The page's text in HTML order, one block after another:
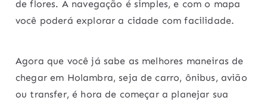
de flores. A navegação é simples, e com o mapa
você poderá explorar a cidade com facilidade.
Agora que você já sabe as melhores maneiras de
chegar em Holambra, seja de carro, ônibus, avião
ou transfer, é hora de começar a planejar sua